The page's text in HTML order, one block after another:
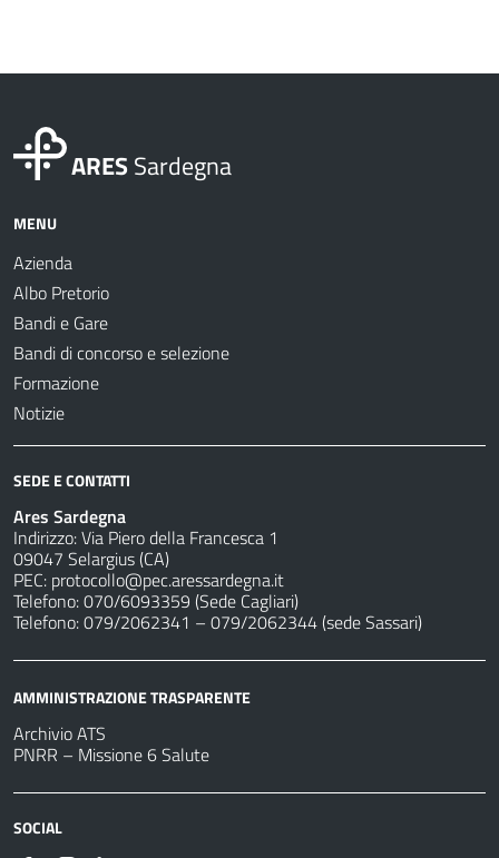
ARESSardegna
MENU
Azienda
Albo Pretorio
Bandi e Gare
Bandi di concorso e selezione
Formazione
Notizie
SEDE E CONTATTI
Ares Sardegna
Indirizzo: Via Piero della Francesca 1
09047 Selargius (CA)
PEC: protocollo@pec.aressardegna.it
Telefono: 070/6093359 (Sede Cagliari)
Telefono: 079/2062341 – 079/2062344 (sede Sassari)
AMMINISTRAZIONE TRASPARENTE
Archivio ATS
PNRR – Missione 6 Salute
SOCIAL